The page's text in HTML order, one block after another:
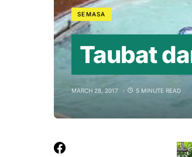
SEMASA
Taubat
MARCH 28, 2017 5 MINUTE READ